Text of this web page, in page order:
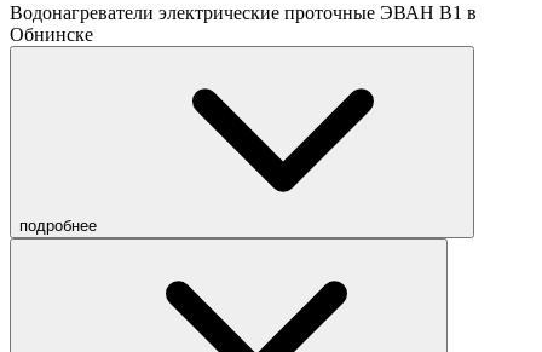
Водонагреватели электрические проточные ЭВАН В1 в
Обнинске
подробнее